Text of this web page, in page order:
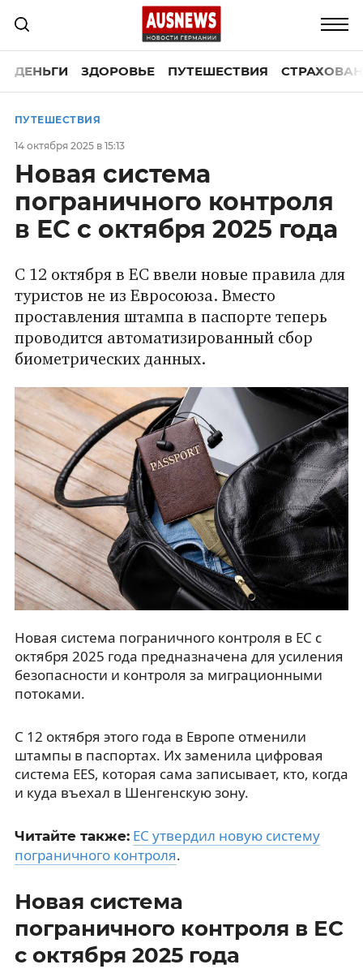
ДЕНЬГИ ЗДОРОВЬЕ ПУТЕШЕСТВИЯ
ПУТЕШЕСТВИЯ
14 октября 2025 в 15:13
Новая система
пограничного контроля
в ЕС с октября 2025 года
С 12 октября в ЕС ввели новые правила для
туристов не из Евросоюза. Вместо
проставления штампа в паспорте теперь
проводится автоматизированный сбор
биометрических данных.
Новая система пограничного контроля в ЕС с
октября 2025 года предназначена для усиления
безопасности и контроля за миграционными
потоками.
С 12 октября этого года в Европе отменили
штампы в паспортах. Их заменила цифровая
система EES, которая сама записывает, кто, когда
и куда въехал в Шенгенскую зону.
Читайте также: ЕС утвердил новую систему
пограничного контроля.
Новая система
пограничного контроля в ЕС
с октября 2025 года